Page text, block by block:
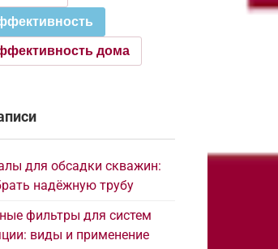
дома
для обсадки скважин:
надёжную трубу
фильтры для систем
виды и применение